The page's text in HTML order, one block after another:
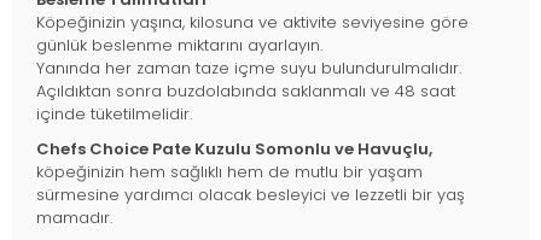
Köpeğinizin yaşına, kilosuna ve aktivite seviyesine göre
günlük beslenme miktarını ayarlayın.
Yanında her zaman taze içme suyu bulundurulmalıdır.
Açıldıktan sonra buzdolabında saklanmalı ve 48 saat
içinde tüketilmelidir.
Chefs Choice Pate Kuzulu Somonlu ve Havuçlu,
köpeğinizin hem sağlıklı hem de mutlu bir yaşam
sürmesine yardımcı olacak besleyici ve lezzetli bir yaş
mamadır.